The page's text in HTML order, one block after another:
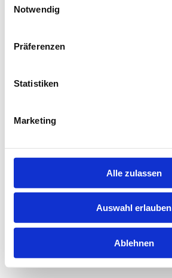
Notwendig
Präferenzen
Statistiken
Marketing
Alle zulassen
Auswahl erlauben
Ablehnen
loadingjobninja.com